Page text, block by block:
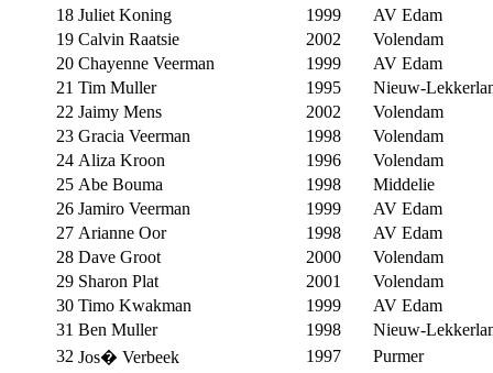
18 Juliet Koning 1999
AV Edam
19 Calvin Raatsie 2002
Volendam
20 Chayenne Veerman 1999
AV Edam
21 Tim Muller 1995
Nieuw-
22 Jaimy Mens 2002
Volendam
23 Gracia Veerman 1998
Volendam
24 Aliza Kroon 1996
Volendam
25 Abe Bouma 1998
Middelie
26 Jamiro Veerman 1999
AV Edam
27 Arianne Oor 1998
AV Edam
28 Dave Groot 2000
Volendam
29 Sharon Plat 2001
Volendam
30 Timo Kwakman 1999
AV Edam
31 Ben Muller 1998
Nieuw-
32 Jos� Verbeek 1997
Purmer